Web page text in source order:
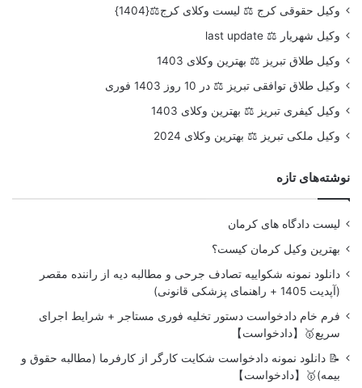
وکیل حقوقی کرج ⚖️ لیست وکلای کرج⚖️{1404}
وکیل شهریار ⚖️ last update
وکیل طلاق تبریز ⚖️ بهترین وکلای 1403
وکیل طلاق توافقی تبریز ⚖️ در 10 روز 1403 فوری
وکیل کیفری تبریز ⚖️ بهترین وکلای 1403
وکیل ملکی تبریز ⚖️ بهترین وکلای 2024
نوشته‌های تازه
لیست دادگاه های کرمان
بهترین وکیل کرمان کیست؟
دانلود نمونه شکواییه تصادف جرحی و مطالبه دیه از راننده مقصر
(آپدیت 1405 + راهنمای پزشکی قانونی)
فرم خام دادخواست دستور تخلیه فوری مستاجر + شرایط اجرای
سریع🥇【دادخواست】
📝 دانلود نمونه دادخواست شکایت کارگر از کارفرما (مطالبه حقوق و
بیمه)🥇【دادخواست】